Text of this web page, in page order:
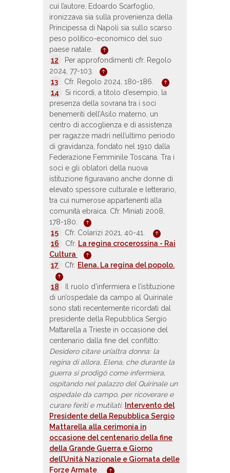
cui l’autore, Edoardo Scarfoglio,
ironizzava sia sulla provenienza della
Principessa di Napoli sia sullo scarso
peso politico-economico del suo
paese natale.
12
Per approfondimenti cfr. Regolo
2024, 77-103.
13
Cfr. Regolo 2024, 180-186.
14
Si ricordi, a titolo d’esempio, la
presenza della sovrana tra i soci
benemeriti dell’Asilo materno, un
centro di accoglienza e di assistenza
per ragazze madri nell’ultimo periodo
di gravidanza, fondato nel 1910 dalla
Federazione Femminile Toscana. Tra i
soci e gli oblatori della nuova
istituzione figuravano anche donne di
elevato spessore culturale e letterario,
tra cui numerose appartenenti alla
comunità ebraica. Cfr. Miniati 2008,
178-180.
15
Cfr. Colarizi 2021, 40-41.
16
Cfr. La regina crocerossina - Rai
Cultura
17
Cfr. Elena. La regina del popolo.
18
Il ruolo d’infermiera e l’istituzione
di un’ospedale da campo al Quirinale
sono stati recentemente ricordati dal
presidente della Repubblica Sergio
Mattarella a Trieste in occasione del
centenario dalla fine del conflitto:
Desidero citare un’altra donna: la
regina di allora, Elena, che durante la
guerra si prodigò come infermiera,
ospitando nel palazzo del Quirinale un
ospedale da campo, per ricoverare e
curare feriti e mutilati. Intervento del
Presidente della Repubblica Sergio
Mattarella alla cerimonia in
occasione del centenario della fine
della Grande Guerra e Giorno
dell’Unità Nazionale e Giornata delle
Forze Armate